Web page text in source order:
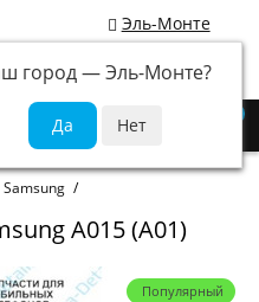
Эль-Монте
город —Эль-Монте?
A015 (A01)
Популярный